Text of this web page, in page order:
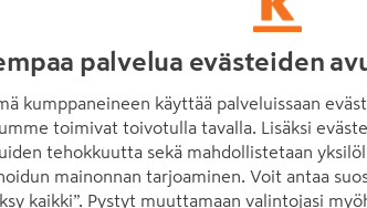
palvelua evästeiden
kumppaneineen käyttää palveluissaan
toimivat toivotulla tavalla. Lisäksi
tehokkuutta sekä mahdollistetaan
mainonnan tarjoaminen. Voit antaa
kaikki”. Pystyt muuttamaan valintojasi